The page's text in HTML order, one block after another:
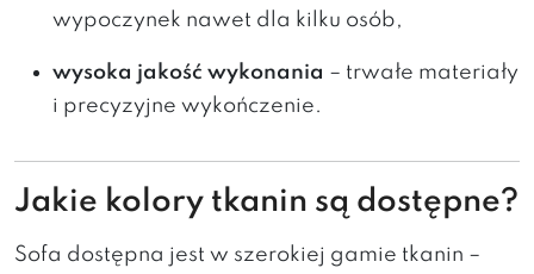
wypoczynek nawet dla kilku osób,
wysoka jakość wykonania – trwałe materiały
i precyzyjne wykończenie.
Jakie kolory tkanin są dostępne?
Sofa dostępna jest w szerokiej gamie tkanin –